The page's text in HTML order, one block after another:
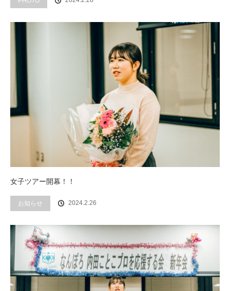
女子ツアー開幕！！
お知らせ 2024.2.26